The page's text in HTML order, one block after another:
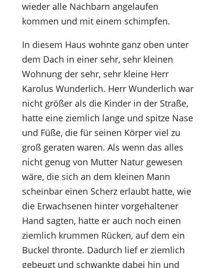
wieder alle Nachbarn angelaufen
kommen und mit einem schimpfen.
In diesem Haus wohnte ganz oben unter
dem Dach in einer sehr, sehr kleinen
Wohnung der sehr, sehr kleine Herr
Karolus Wunderlich. Herr Wunderlich war
nicht größer als die Kinder in der Straße,
hatte eine ziemlich lange und spitze Nase
und Füße, die für seinen Körper viel zu
groß geraten waren. Als wenn das alles
nicht genug von Mutter Natur gewesen
wäre, die sich an dem kleinen Mann
scheinbar einen Scherz erlaubt hatte, wie
die Erwachsenen hinter vorgehaltener
Hand sagten, hatte er auch noch einen
ziemlich krummen Rücken, auf dem ein
Buckel thronte. Dadurch lief er ziemlich
gebeugt und schwankte dabei hin und